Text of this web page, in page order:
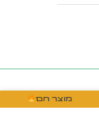
מוצר חם